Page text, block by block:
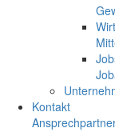
Kontakt